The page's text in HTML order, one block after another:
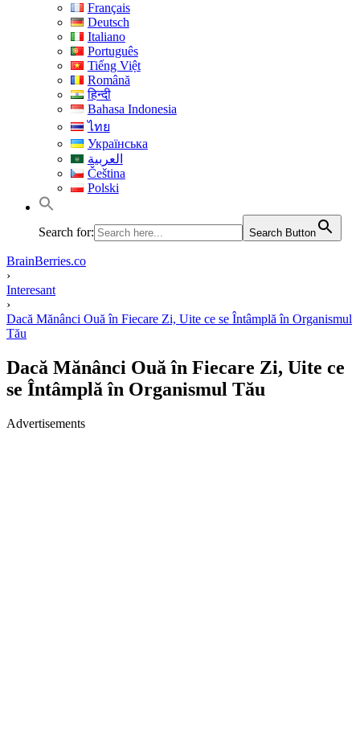
Français
Deutsch
Italiano
Português
Tiếng Việt
Română
हिन्दी
Bahasa Indonesia
ไทย
Українська
العربية
Čeština
Polski
Search for: Search Button
BrainBerries.co
›
Interesant
›
Dacă Mănânci Ouă în Fiecare Zi, Uite ce se Întâmplă în Organismul
Tău
Dacă Mănânci Ouă în Fiecare Zi, Uite ce
se Întâmplă în Organismul Tău
Advertisements